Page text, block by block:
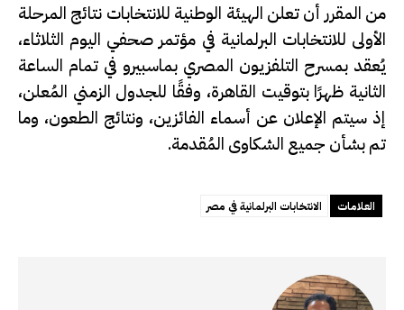
من المقرر أن تعلن الهيئة الوطنية للانتخابات نتائج المرحلة
الأولى للانتخابات البرلمانية في مؤتمر صحفي اليوم الثلاثاء،
يُعقد بمسرح التلفزيون المصري بماسبيرو في تمام الساعة
الثانية ظهرًا بتوقيت القاهرة، وفقًا للجدول الزمني المُعلن،
إذ سيتم الإعلان عن أسماء الفائزين، ونتائج الطعون، وما
تم بشأن جميع الشكاوى المُقدمة.
العلامات الانتخابات البرلمانية في مصر